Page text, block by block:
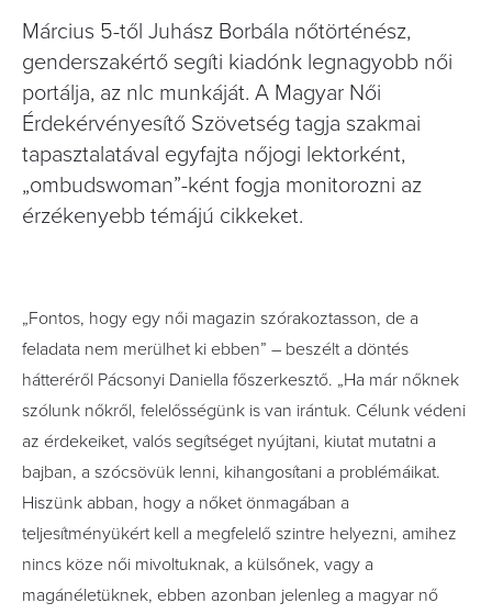
Március 5-től Juhász Borbála nőtörténész,
genderszakértő segíti kiadónk legnagyobb női
portálja, az nlc munkáját. A Magyar Női
Érdekérvényesítő Szövetség tagja szakmai
tapasztalatával egyfajta nőjogi lektorként,
„ombudswoman”-ként fogja monitorozni az
érzékenyebb témájú cikkeket.
„Fontos, hogy egy női magazin szórakoztasson, de a
feladata nem merülhet ki ebben” – beszélt a döntés
hátteréről Pácsonyi Daniella főszerkesztő. „Ha már nőknek
szólunk nőkről, felelősségünk is van irántuk. Célunk védeni
az érdekeiket, valós segítséget nyújtani, kiutat mutatni a
bajban, a szócsövük lenni, kihangosítani a problémáikat.
Hiszünk abban, hogy a nőket önmagában a
teljesítményükért kell a megfelelő szintre helyezni, amihez
nincs köze női mivoltuknak, a külsőnek, vagy a
magánéletüknek, ebben azonban jelenleg a magyar nő